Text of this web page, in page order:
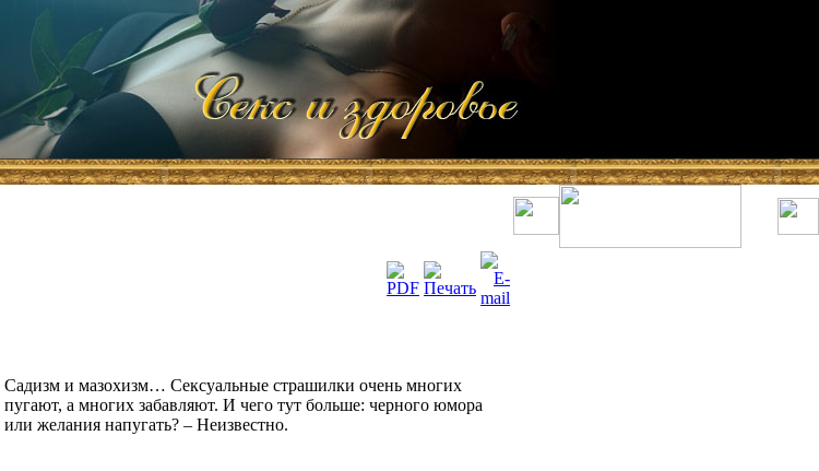
Садизм и мазохизм… Сексуальные страшилки очень многих
пугают, а многих забавляют. И чего тут больше: черного юмора
или желания напугать? – Неизвестно.